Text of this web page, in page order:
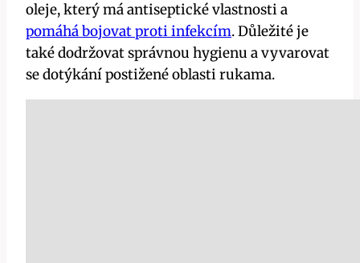
oleje, který má antiseptické vlastnosti a
pomáhá bojovat proti infekcím. ⁢Důležité je
také dodržovat správnou ⁤hygienu a vyvarovat
se dotýkání postižené oblasti rukama.